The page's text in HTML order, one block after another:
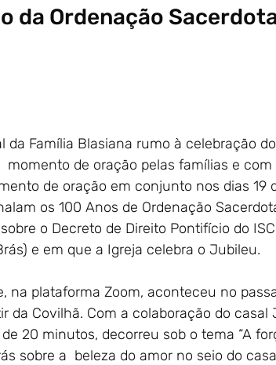
da Ordenação
Família Blasiana rumo à celebração
momento de oração pelas famílias e
de oração em conjunto nos dias 19
os 100 Anos de Ordenação
o Decreto de Direito Pontifício do
e em que a Igreja celebra o Jubileu.
plataforma Zoom, aconteceu no
da Covilhã. Com a colaboração do casal
20 minutos, decorreu sob o tema “A
sobre a beleza do amor no seio do